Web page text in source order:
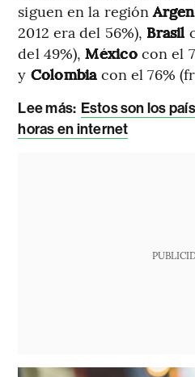
siguen en la región
2012 era del 56%), Brasil
del 49%),Méxicocon el
y Colombiacon el 76%
Lee más: Estos son los
horas en internet